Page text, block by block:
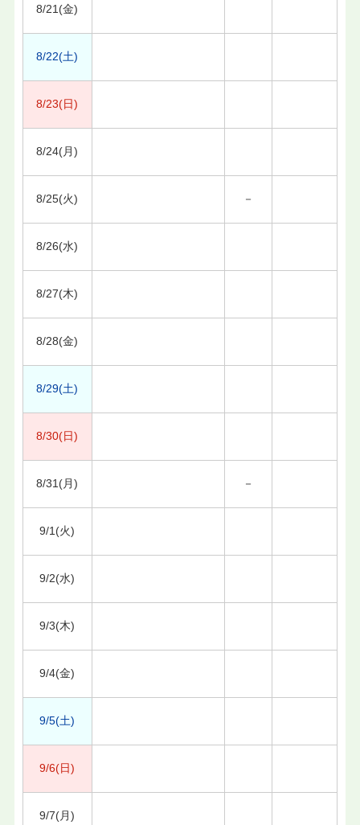
8/21(金)
8/22(土)
8/23(日)
8/24(月)
8/25(火) －
8/26(水)
8/27(木)
8/28(金)
8/29(土)
8/30(日)
8/31(月) －
9/1(火)
9/2(水)
9/3(木)
9/4(金)
9/5(土)
9/6(日)
9/7(月)